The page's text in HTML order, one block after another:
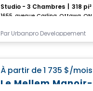
Studio - 3 Chambres 318
1655, avenue Carling, Ottawa, ON
Par Urbanpro Developpement
À partir de1 735 $/mois
Le Mellem